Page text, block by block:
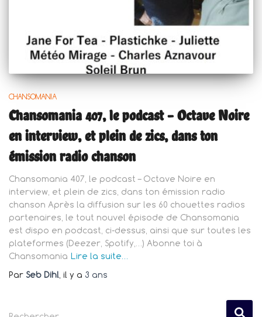
CHANSOMANIA
Chansomania 407, le podcast – Octave Noire
en interview, et plein de zics, dans ton
émission radio chanson
Chansomania 407, le podcast – Octave Noire en
interview, et plein de zics, dans ton émission radio
chanson Après la diffusion sur les 60 chouettes radios
partenaires, le tout nouvel épisode de Chansomania
est dispo en podcast, ci-dessus, ainsi que sur toutes les
plateformes (Deezer, Spotify,…) Abonne toi à
Chansomania Lire la suite…
Par Seb Dihl, il y a 3 ans
R